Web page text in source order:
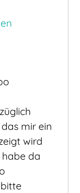
mir ein
wird
da